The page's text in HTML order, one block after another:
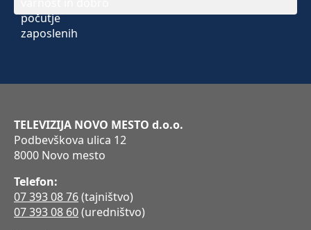
TELEVIZIJA NOVO MESTO d.o.o.
Podbevškova ulica 12
8000 Novo mesto
Telefon:
07 393 08 76(tajništvo)
07 393 08 60(uredništvo)